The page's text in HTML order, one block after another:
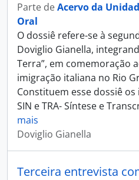
Parte deAcervo da
Oral
O dossiê refere-se à
Doviglio Gianella,
Terra”, em comemoração
imigração italiana no Rio
Constituem esse dossiê os
SIN e TRA- Síntese e
mais
Doviglio Gianella
Terceira entrevista